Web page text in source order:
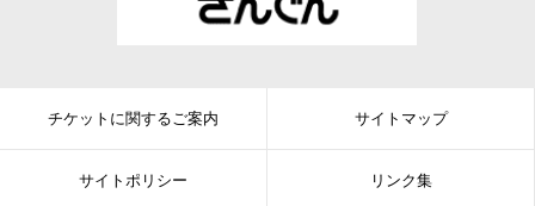
チケットに関するご案内 サイトマップ
サイトポリシー リンク集